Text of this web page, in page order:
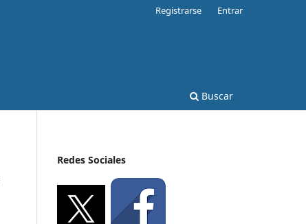
Buscar
Registrarse Entrar
Redes Sociales